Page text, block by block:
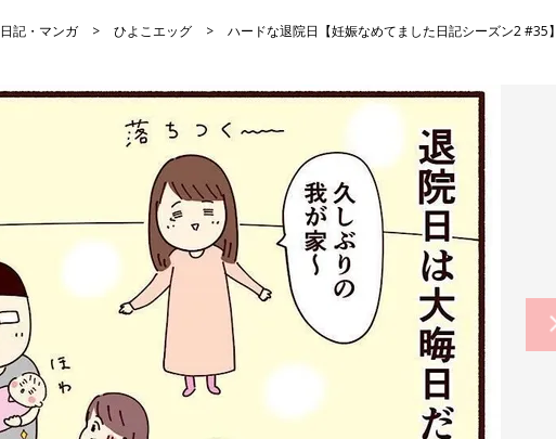
日記・マンガ ひよこエッグ ハードな退院日【妊娠なめてました日記シーズン2 #35】